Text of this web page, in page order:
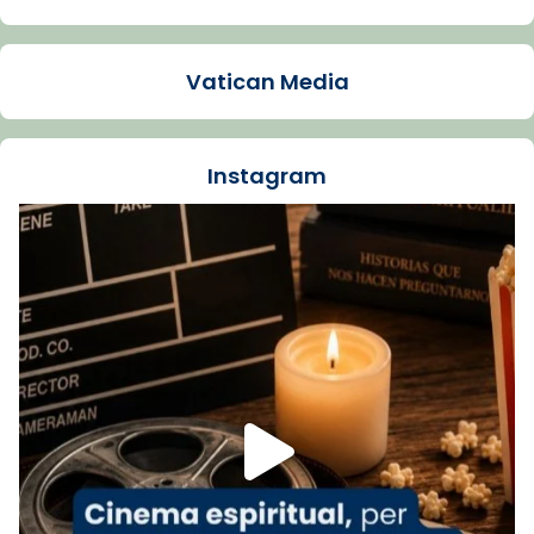
Arquebisbat de Barcelona
La Carmina va patir depressió. Fa gairebé
dos mesos, a l'Estadi Lluís Companys, la
Recupera l'entrevista comp
Vatican
tican News 👇
www.vaticannews.va/es/iglesia/news/2026-
07/carmina-historia-depresion-papa-viaje-
espana-testimoni...
Foto
View on Facebook · Share
Arquebisbat de Barcelona
2 weeks ago
Vatican Media
Instagram